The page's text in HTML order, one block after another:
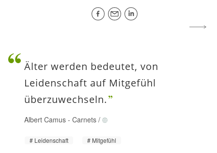
Älter werden bedeutet, von
Leidenschaft auf Mitgefühl
überzuwechseln.
Albert Camus - Carnets /
Leidenschaft Mitgefühl